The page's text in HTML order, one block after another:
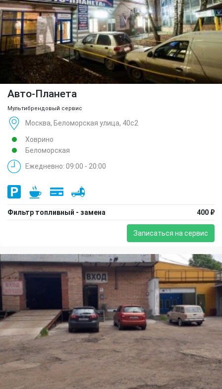
Авто-Планета
Мультибрендовый сервис
Москва, Беломорская улица, 40с2
Ховрино
Беломорская
Ежедневно: 09:00 - 20:00
Фильтр топливный - замена 400 ₽
Записаться на сервис